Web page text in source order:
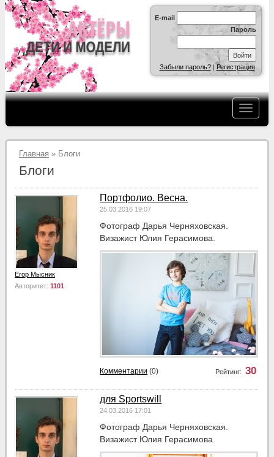
E-mail
Пароль
Забыли пароль?|Регистрация
Главная » Блоги
Блоги
Егор Мысник
Авторитет: 1101
Портфолио. Весна.
25.03.2016 19:07
Фотограф Дарья Черняховская.
Визажист Юлия Герасимова.
Комментарии (0) Рейтинг: 30
для Sportswill
24.03.2016 17:01
Фотограф Дарья Черняховская.
Визажист Юлия Герасимова.